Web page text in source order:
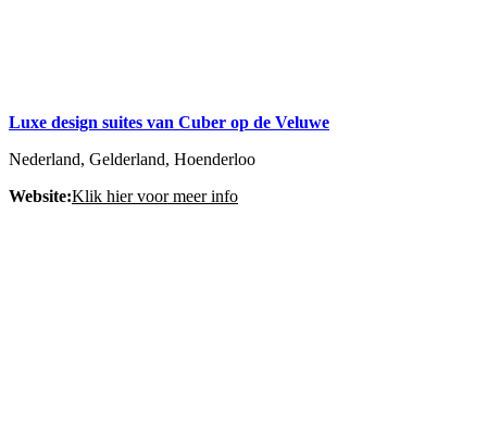
Luxe design suites van Cuber op de Veluwe
Nederland, Gelderland, Hoenderloo
Website:Klik hier voor meer info